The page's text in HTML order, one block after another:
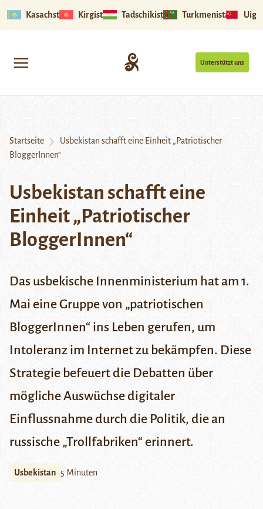
Kasachstan Kirgistan Tadschikistan Turkmenistan
Unterstützt uns
Startseite
Usbekistan schafft eine Einheit „Patriotischer
BloggerInnen“
Usbekistan schafft eine
Einheit „Patriotischer
BloggerInnen“
Das usbekische Innenministerium hat am 1.
Mai eine Gruppe von „patriotischen
BloggerInnen“ ins Leben gerufen, um
Intoleranz im Internet zu bekämpfen. Diese
Strategie befeuert die Debatten über
mögliche Auswüchse digitaler
Einflussnahme durch die Politik, die an
russische „Trollfabriken“ erinnert.
Usbekistan 5 Minuten